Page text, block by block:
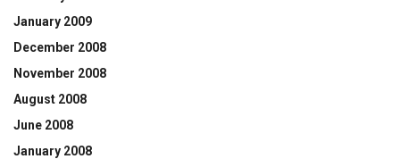
January 2009
December 2008
November 2008
August 2008
June 2008
January 2008